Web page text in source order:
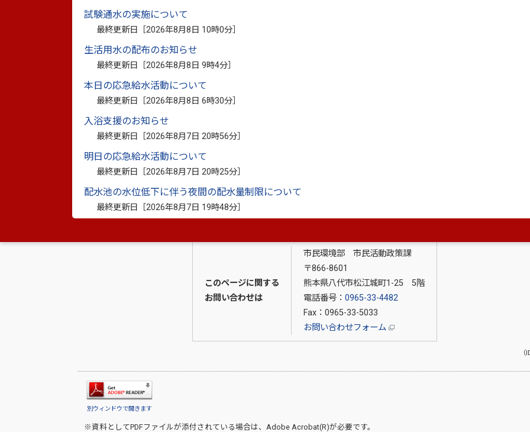
試験通水の実施について
最終更新日［2026年8月8日 10時0分
生活用水の配布のお知らせ
最終更新日［2026年8月8日 9時4分
本日の応急給水活動について
最終更新日［2026年8月8日 6時30分
入浴支援のお知らせ
最終更新日［2026年8月7日 20時56分
明日の応急給水活動について
最終更新日［2026年8月7日 20時25分
配水池の水位低下に伴う夜間の配水量制限について
最終更新日［2026年8月7日 19時48分
お知らせ
各種団体の行事内容等を掲載した予定表を毎月発行しています。掲載希望の団体は毎月23日まで「八千
ュニティセンター」又は「八千把出張所」にご連絡ください。
このページに関する
お問い合わせは
市民環境部 市民活動政策課
〒866-8601
熊本県八代市松江城町1-25 5階
電話番号： 0965-33-4482
Fax：0965-33-5033
お問い合わせフォーム
（
別ウィンドウで開きます
※資料としてPDFファイルが添付されている場合は、 Adobe Acrobat(R)が必要です。